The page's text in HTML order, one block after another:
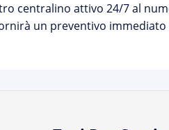
centralino attivo 24/7 al
un preventivo immediato